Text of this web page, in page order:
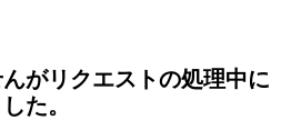
がリクエストの処理中に
た。